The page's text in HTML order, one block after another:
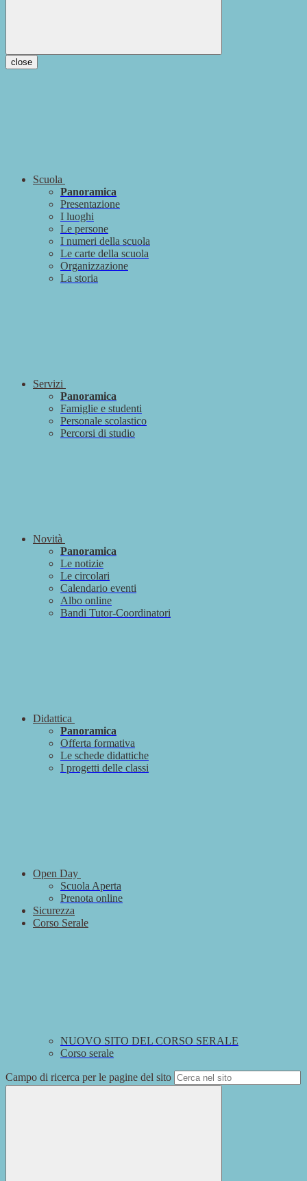
close
Scuola
Panoramica
Presentazione
I luoghi
Le persone
I numeri della scuola
Le carte della scuola
Organizzazione
La storia
Servizi
Panoramica
Famiglie e studenti
Personale scolastico
Percorsi di studio
Novità
Panoramica
Le notizie
Le circolari
Calendario eventi
Albo online
Bandi Tutor-Coordinatori
Didattica
Panoramica
Offerta formativa
Le schede didattiche
I progetti delle classi
Open Day
Scuola Aperta
Prenota online
Sicurezza
Corso Serale
NUOVO SITO DEL CORSO SERALE
Corso serale
Campo di ricerca per le pagine del sito